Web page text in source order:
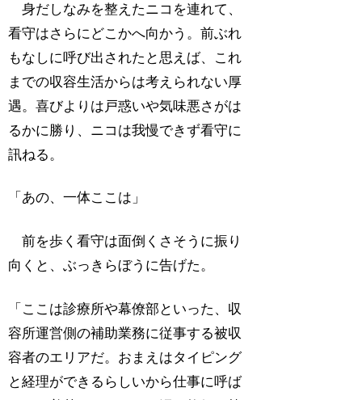
身だしなみを整えたニコを連れて、
看守はさらにどこかへ向かう。前ぶれ
もなしに呼び出されたと思えば、これ
までの収容生活からは考えられない厚
遇。喜びよりは戸惑いや気味悪さがは
るかに勝り、ニコは我慢できず看守に
訊ねる。
「あの、一体ここは」
前を歩く看守は面倒くさそうに振り
向くと、ぶっきらぼうに告げた。
「ここは診療所や幕僚部といった、収
容所運営側の補助業務に従事する被収
容者のエリアだ。おまえはタイピング
と経理ができるらしいから仕事に呼ば